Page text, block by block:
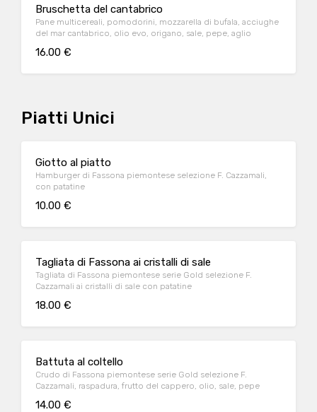
Bruschetta del cantabrico
Pane multicereali, pomodorini, mozzarella di bufala, acciughe
del mar cantabrico, olio evo, origano, sale, pepe, aglio
16.00 €
Piatti Unici
Giotto al piatto
Hamburger di Fassona piemontese selezione F. Cazzamali,
con patatine
10.00 €
Tagliata di Fassona ai cristalli di sale
Tagliata di Fassona piemontese serie Gold selezione F.
Cazzamali ai cristalli di sale con patatine
18.00 €
Battuta al coltello
Crudo di Fassona piemontese serie Gold selezione F.
Cazzamali, raspadura, frutto del cappero, olio, sale, pepe
14.00 €